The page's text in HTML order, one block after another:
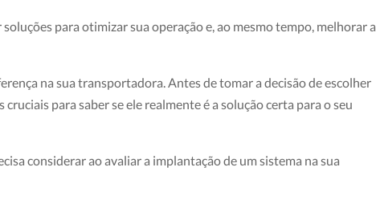
para otimizar sua operação e, ao mesmo tempo, melhorar a
na sua transportadora. Antes de tomar a decisão de escolher
para saber se ele realmente é a solução certa para o seu
considerar ao avaliar a implantação de um sistema na sua